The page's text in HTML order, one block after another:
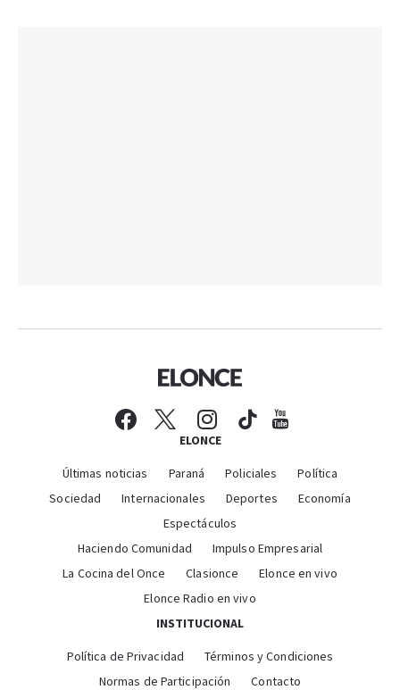
ELONCE
Últimas noticias Paraná Policiales
Política
Sociedad
Internacionales Deportes
Economía
Espectáculos
Haciendo Comunidad
Impulso Empresarial
La Cocina del Once
Clasionce
Elonce en vivo
Elonce Radio en vivo
INSTITUCIONAL
Política de Privacidad
Términos y Condiciones
Normas de Participación
Contacto